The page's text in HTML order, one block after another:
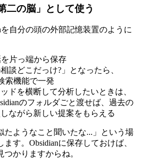
二の脳」として使う
自分の頭の外部記憶装置のように
片っ端から保存
談どこだっけ?」となったら、
索機能で一発
ドを横断して分析したいときは、
のフォルダごと渡せば、過去の
ながら新しい提案をもらえる
たようなこと聞いたな...」という場
す。Obsidianに保存しておけば、
かりますからね。